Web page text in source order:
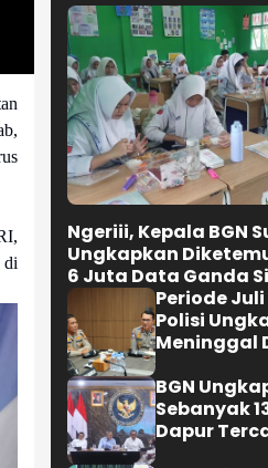
di
Beres
Selengkapnya
NASIONAL
Ngeriii, Kepala BGN
Ungkapkan